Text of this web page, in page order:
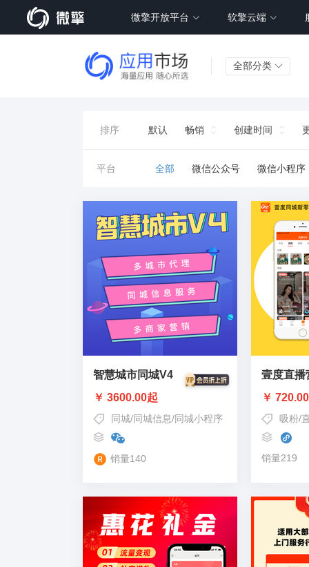
微擎开放平台 软擎云端
全部分类
排序 默认 畅销 创建时间
平台 全部 微信公众号 微信小程序
智慧城市同城V4
￥ 3600.00起
同城/同城信息/同城小程序
销量140
壹度直播
￥
吸粉/
销量219